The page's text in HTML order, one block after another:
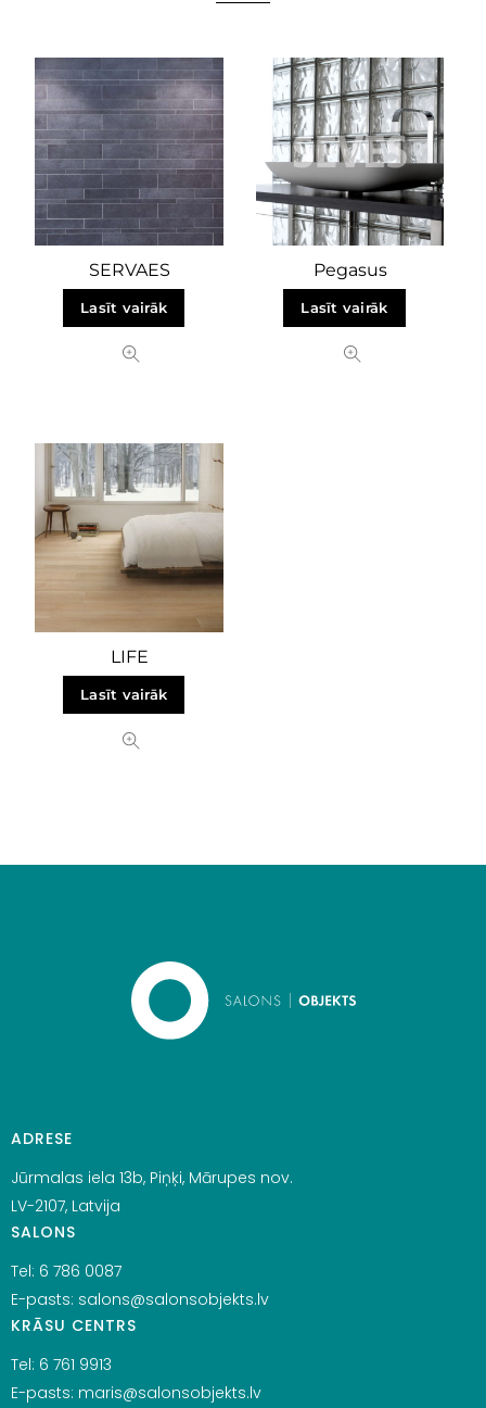
SERVAES
Lasīt vairāk
Pegasus
Lasīt vairāk
LIFE
Lasīt vairāk
ADRESE
Jūrmalas iela 13b, Piņķi, Mārupes nov.
LV-2107, Latvija
SALONS
Tel: 6 786 0087
E-pasts: salons@salonsobjekts.lv
KRĀSU CENTRS
Tel: 6 761 9913
E-pasts: maris@salonsobjekts.lv